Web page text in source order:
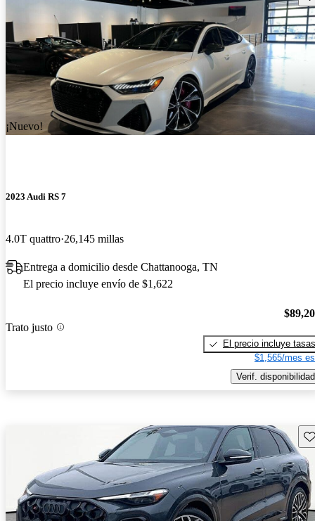
¡Nuevo!
2023 Audi RS 7
4.0T quattro 26,145 millas
Entrega a domicilio desde Chattanooga, TN
El precio incluye envío de $1,622
Trato justo
El precio incluye tasas
$1,565/mes
Verif. disponibilidad